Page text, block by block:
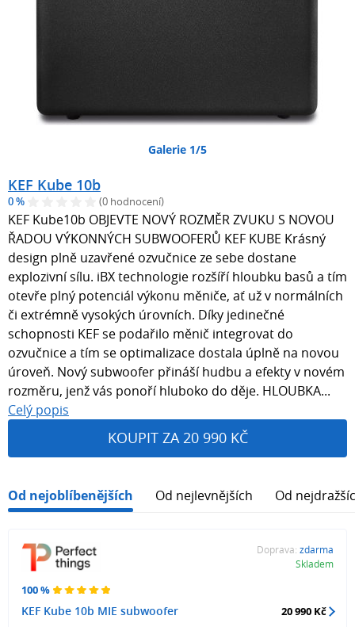
Galerie 1/5
KEF Kube 10b
0 % (0 hodnocení)
KEF Kube10b OBJEVTE NOVÝ ROZMĚR ZVUKU S NOVOU
ŘADOU VÝKONNÝCH SUBWOOFERŮ KEF KUBE Krásný
design plně uzavřené ozvučnice ze sebe dostane
explozivní sílu. iBX technologie rozšíří hloubku basů a tím
otevře plný potenciál výkonu měniče, ať už v normálních
či extrémně vysokých úrovních. Díky jedinečné
schopnosti KEF se podařilo měnič integrovat do
ozvučnice a tím se optimalizace dostala úplně na novou
úroveň. Nový subwoofer přináší hudbu a efekty v novém
rozměru, jenž vás ponoří hluboko do děje. HLOUBKA...
Celý popis
KOUPIT ZA 20 990 KČ
Od nejoblíbenějších Od nejlevnějších Od
100 %
KEF Kube 10b MIE subwoofer
Doprava: zdarma
Skladem
20 990 Kč